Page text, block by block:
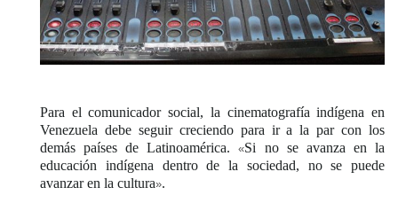
Para el comunicador social, la cinematografía indígena en
Venezuela debe seguir creciendo para ir a la par con los
demás países de Latinoamérica.«Si no se avanza en la
educación indígena dentro de la sociedad, no se puede
avanzar en la cultura».